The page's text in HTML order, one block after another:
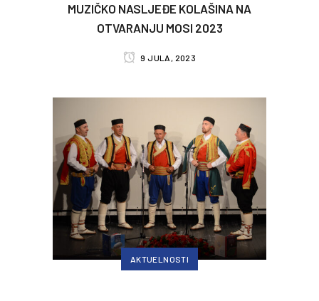
MUZIČKO NASLJEĐE KOLAŠINA NA
OTVARANJU MOSI 2023
9 JULA, 2023
AKTUELNOSTI